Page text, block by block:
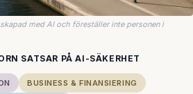
med AI och föreställer inte personen i
SATSAR PÅ AI-SÄKERHET
BUSINESS & FINANSIERING